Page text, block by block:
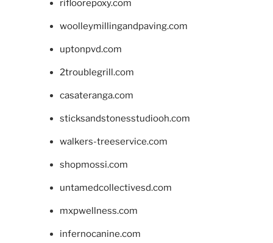
rifloorepoxy.com
woolleymillingandpaving.com
uptonpvd.com
2troublegrill.com
casateranga.com
sticksandstonesstudiooh.com
walkers-treeservice.com
shopmossi.com
untamedcollectivesd.com
mxpwellness.com
infernocanine.com